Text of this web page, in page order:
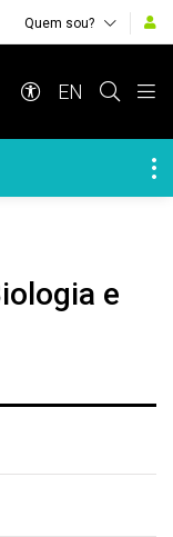
Quem sou?
EN